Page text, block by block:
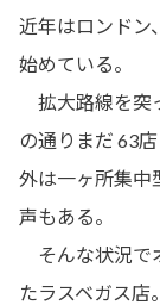
近年はロンドン
始めている。
拡大路線を突
の通りまだ 63
外は一ヶ所集中
声もある。
そんな状況で
たラスベガス店